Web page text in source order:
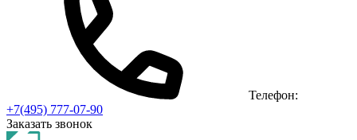
Телефон:
+7(495) 777-07-90
Заказать звонок